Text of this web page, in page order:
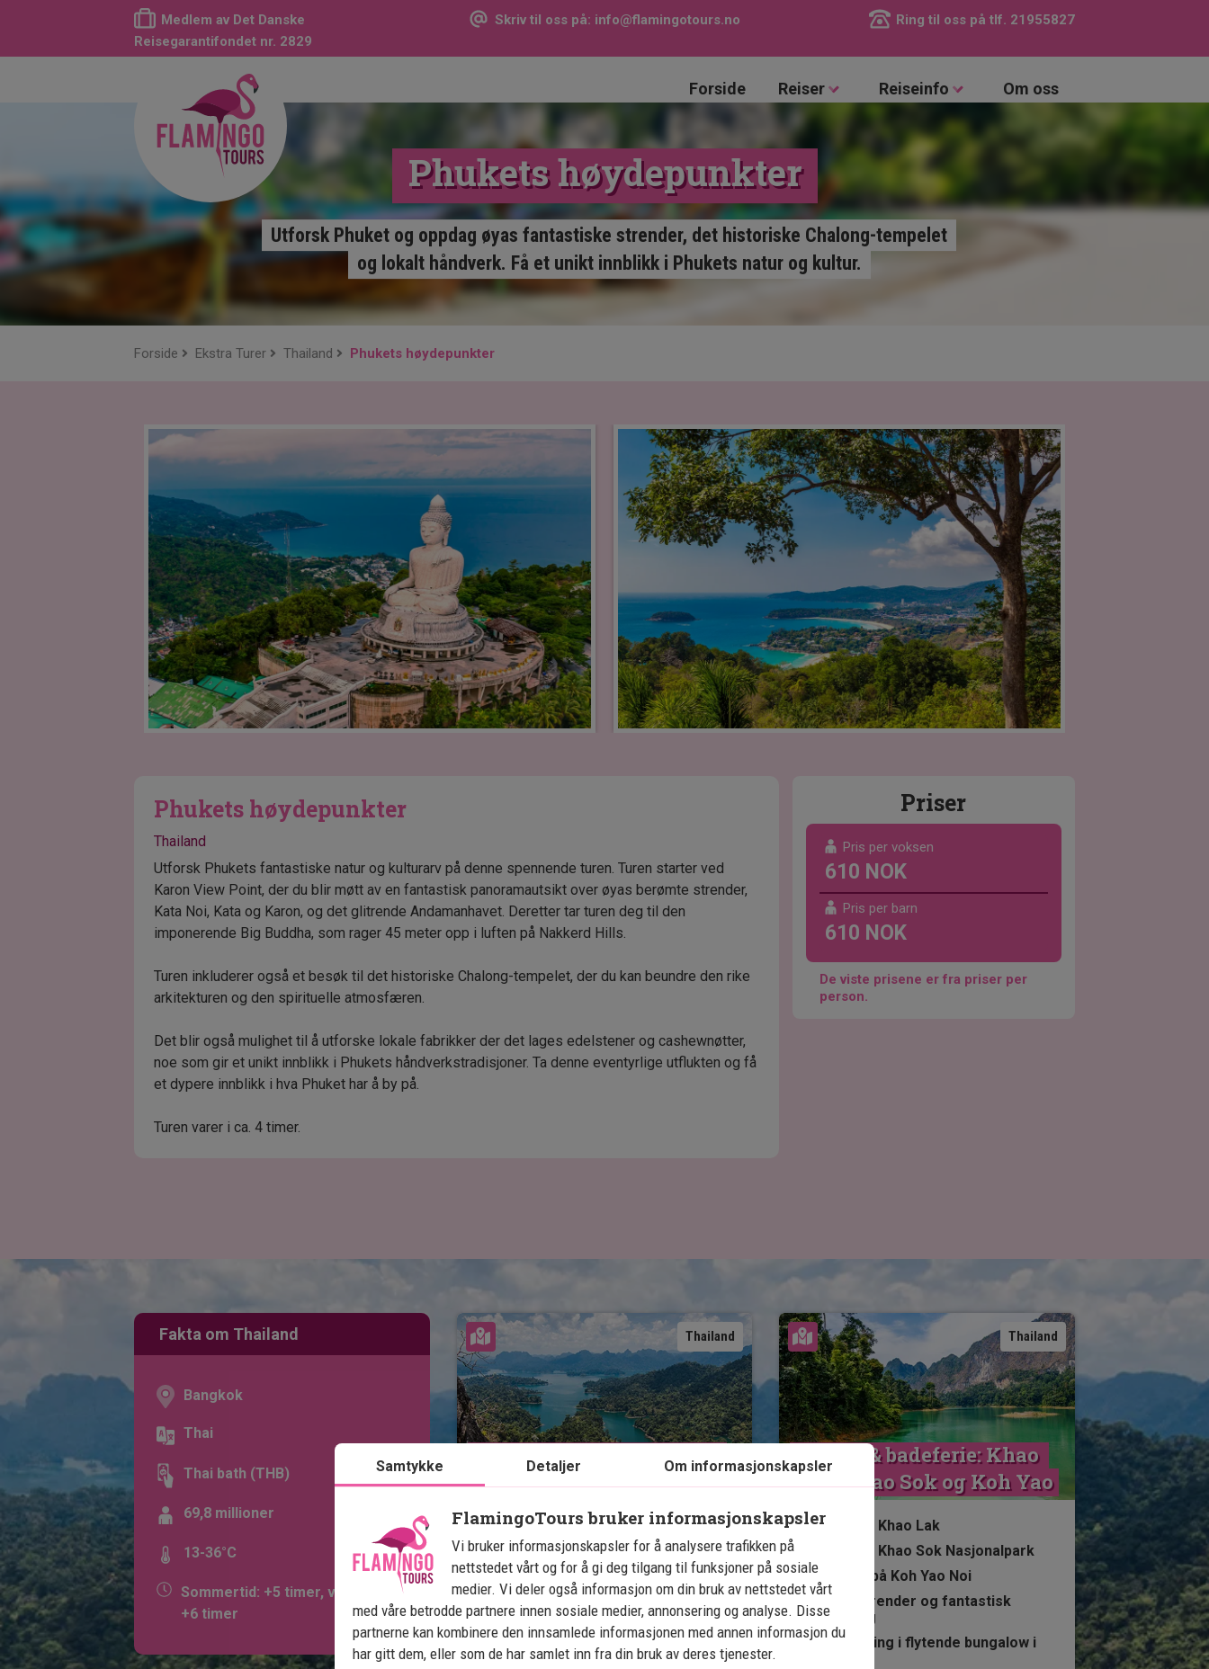
Medlem av Det Danske
Reisegarantifondet nr. 2829
Skriv til oss på: info@flamingotours.no Ring til oss på tlf. 21955827
Forside Reiser Reiseinfo Om oss
Phukets høydepunkter
Utforsk Phuket og oppdag øyas fantastiske strender, det historiske Chalong-tempelet
og lokalt håndverk. Få et unikt innblikk i Phukets natur og kultur.
Forside Ekstra Turer Thailand Phukets høydepunkter
Phukets høydepunkter
Thailand
Utforsk Phukets fantastiske natur og kulturarv på denne spennende turen. Turen starter ved
Karon View Point, der du blir møtt av en fantastisk panoramautsikt over øyas berømte strender,
Kata Noi, Kata og Karon, og det glitrende Andamanhavet. Deretter tar turen deg til den
imponerende Big Buddha, som rager 45 meter opp i luften på Nakkerd Hills.
Turen inkluderer også et besøk til det historiske Chalong-tempelet, der du kan beundre den rike
arkitekturen og den spirituelle atmosfæren.
Det blir også mulighet til å utforske lokale fabrikker der det lages edelstener og cashewnøtter,
noe som gir et unikt innblikk i Phukets håndverkstradisjoner. Ta denne eventyrlige utflukten og få
et dypere innblikk i hva Phuket har å by på.
Turen varer i ca. 4 timer.
Priser
Pris per voksen
610 NOK
Pris per barn
610 NOK
De viste prisene er fra priser per
person.
Fakta om Thailand
Bangkok
Thai
Thai bath (THB)
69,8 millioner
13-36°C
Sommertid: +5 timer, vintertid:
+6 timer
Thailand
Se kart
Jungle & badeferie: Khao
Lak, Khao Sok og Krabi
5 netter i Khao Lak
2 netter i Khao Sok nasjonalpark
5 netter i Krabi
Fantastiske strender og flott
snorkling
Overnatting i en flytende bungalow i
jungelen
Thailand
Se kart
Jungle & badeferie: Khao
Lak, Khao Sok og Koh Yao
5 netter i Khao Lak
2 netter i Khao Sok Nasjonalpark
5 netter på Koh Yao Noi
Vakre strender og fantastisk
snorkling
Overnatting i flytende bungalow i
Samtykke Detaljer Om informasjonskapsler
FlamingoTours bruker informasjonskapsler
Vi bruker informasjonskapsler for å analysere trafikken på
nettstedet vårt og for å gi deg tilgang til funksjoner på sosiale
medier. Vi deler også informasjon om din bruk av nettstedet vårt
med våre betrodde partnere innen sosiale medier, annonsering og analyse. Disse
partnerne kan kombinere den innsamlede informasjonen med annen informasjon du
har gitt dem, eller som de har samlet inn fra din bruk av deres tjenester.